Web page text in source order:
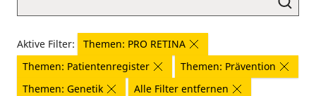
Aktive Filter:
Themen: PRO RETINA
Themen: Patientenregister
Themen: Prävention
Themen: Genetik
Alle Filter entfernen